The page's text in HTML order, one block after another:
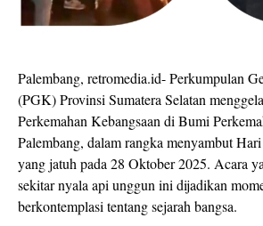
Palembang, retromedia.id- Perkumpulan
(PGK) Provinsi Sumatera Selatan
Perkemahan Kebangsaan di Bumi
Palembang, dalam rangka menyambut
yang jatuh pada 28 Oktober 2025. Acara
sekitar nyala api unggun ini dijadikan
berkontemplasi tentang sejarah bangsa.